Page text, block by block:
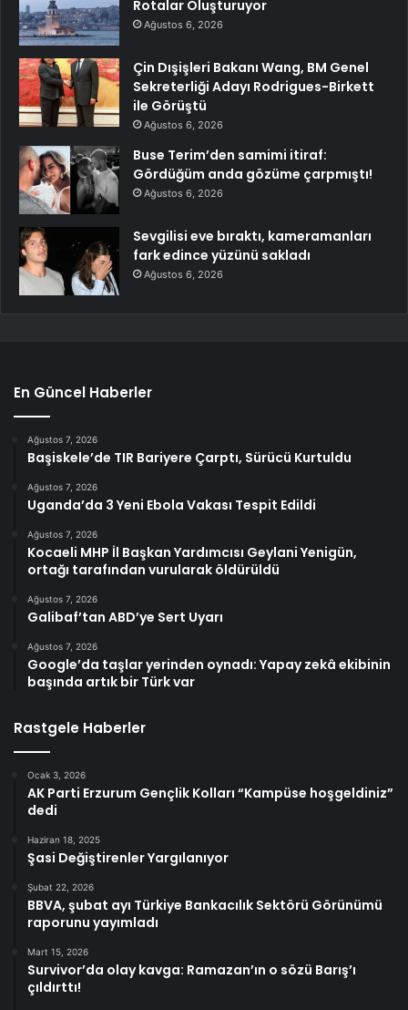
Rotalar Oluşturuyor
Ağustos 6, 2026
Çin Dışişleri Bakanı Wang, BM Genel
Sekreterliği Adayı Rodrigues-Birkett
ile Görüştü
Ağustos 6, 2026
Buse Terim’den samimi itiraf:
Gördüğüm anda gözüme çarpmıştı!
Ağustos 6, 2026
Sevgilisi eve bıraktı, kameramanları
fark edince yüzünü sakladı
Ağustos 6, 2026
En Güncel Haberler
Ağustos 7, 2026
Başiskele’de TIR Bariyere Çarptı, Sürücü Kurtuldu
Ağustos 7, 2026
Uganda’da 3 Yeni Ebola Vakası Tespit Edildi
Ağustos 7, 2026
Kocaeli MHP İl Başkan Yardımcısı Geylani Yenigün,
ortağı tarafından vurularak öldürüldü
Ağustos 7, 2026
Galibaf’tan ABD’ye Sert Uyarı
Ağustos 7, 2026
Google’da taşlar yerinden oynadı: Yapay zekâ ekibinin
başında artık bir Türk var
Rastgele Haberler
Ocak 3, 2026
AK Parti Erzurum Gençlik Kolları “Kampüse hoşgeldiniz”
dedi
Haziran 18, 2025
Şasi Değiştirenler Yargılanıyor
Şubat 22, 2026
BBVA, şubat ayı Türkiye Bankacılık Sektörü Görünümü
raporunu yayımladı
Mart 15, 2026
Survivor’da olay kavga: Ramazan’ın o sözü Barış’ı
çıldırttı!